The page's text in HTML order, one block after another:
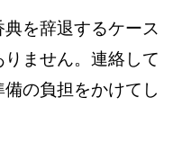
を辞退するケース
ません。連絡して
の負担をかけてし